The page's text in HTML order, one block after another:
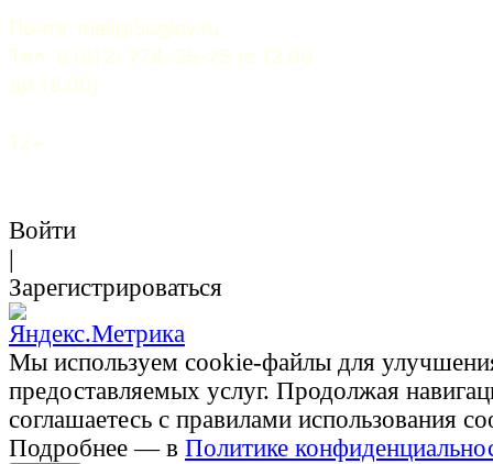
Почта: mail@5uglov.ru
Тел. 8 (812) 274-35-25 (c 12.00
до 18.00)
12+
Войти
Зарегистрироваться
Мы используем cookie-файлы для
предоставляемых услуг. Продолжая
соглашаетесь с правилами использования
Подробнее — в Политике